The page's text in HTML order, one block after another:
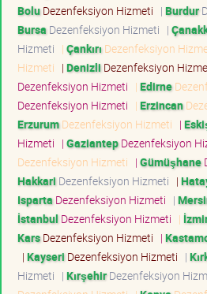
BoluDezenfeksiyon Hizmeti | Burdur
Bursa Dezenfeksiyon Hizmeti |
Hizmeti | Çankırı Dezenfeksiyon
Hizmeti | Denizli Dezenfeksiyon
Dezenfeksiyon Hizmeti | Edirne
Dezenfeksiyon Hizmeti | Erzincan
ErzurumDezenfeksiyon Hizmeti |
Hizmeti | GaziantepDezenfeksiyon
Dezenfeksiyon Hizmeti | Gümüşhane
Hakkari Dezenfeksiyon Hizmeti |
Isparta Dezenfeksiyon Hizmeti |
İstanbul Dezenfeksiyon Hizmeti |
KarsDezenfeksiyon Hizmeti |
| Kayseri Dezenfeksiyon Hizmeti |
Hizmeti | KırşehirDezenfeksiyon